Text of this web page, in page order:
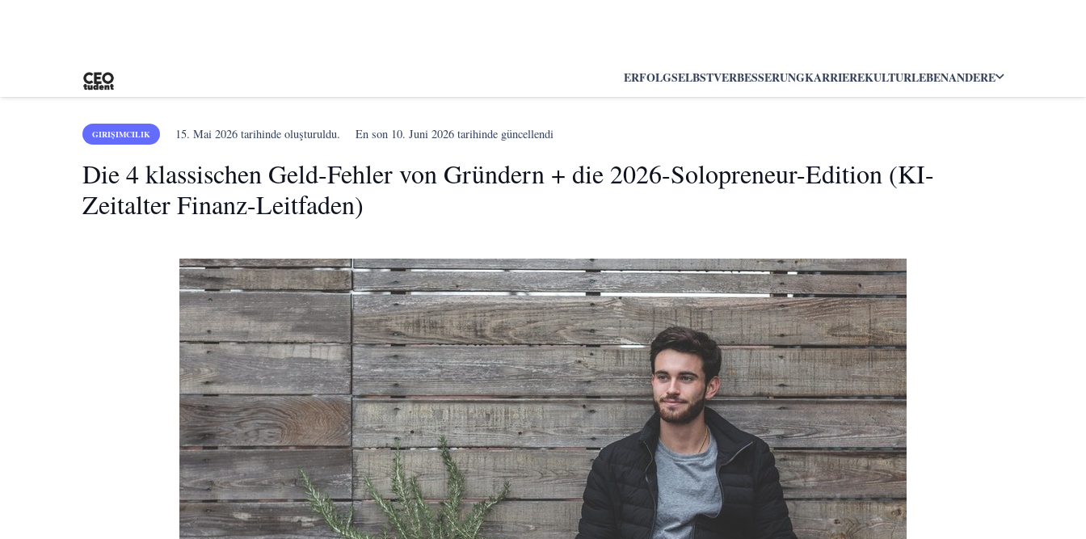
ERFOLGSELBSTVERBESSERUNGKARRIEREKULTURLEBENANDERE
GIRIŞIMCILIK 15. Mai 2026 tarihinde oluşturuldu. En son 10. Juni 2026 tarihinde güncellendi
Die 4 klassischen Geld-Fehler von Gründern + die 2026-Solopreneur-Edition (KI-
Zeitalter Finanz-Leitfaden)